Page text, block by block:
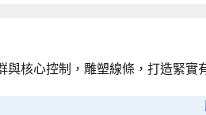
核心控制，雕塑線條，打造緊實